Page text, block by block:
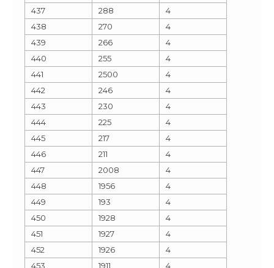
437 288
4
438
270
4
439
266
4
440
255
4
441
2500
4
442
246
4
443
230
4
444
225
4
445
217
4
446
211
4
447
2008
4
448
1956
4
449
193
4
450
1928
4
451
1927
4
452
1926
4
453
1911
4